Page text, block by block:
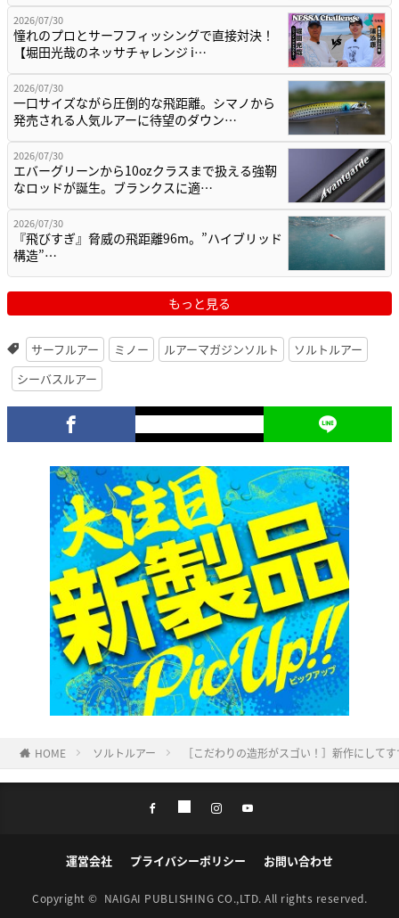
2026/07/30
憧れのプロとサーフフィッシングで直接対決！
【堀田光哉のネッサチャレンジ i…
2026/07/30
一口サイズながら圧倒的な飛距離。シマノから
発売される人気ルアーに待望のダウン…
2026/07/30
エバーグリーンから10ozクラスまで扱える強靭
なロッドが誕生。ブランクスに適…
2026/07/30
『飛びすぎ』脅威の飛距離96m。”ハイブリッド
構造”…
もっと見る
サーフルアー ミノー ルアーマガジンソルト
ソルトルアー
シーバスルアー
HOME ソルトルアー ［こだわりの造形がスゴい！］新作にして
運営会社 プライバシーポリシー お問い合わせ
Copyright © NAIGAI PUBLISHING CO.,LTD. All rights reserved.